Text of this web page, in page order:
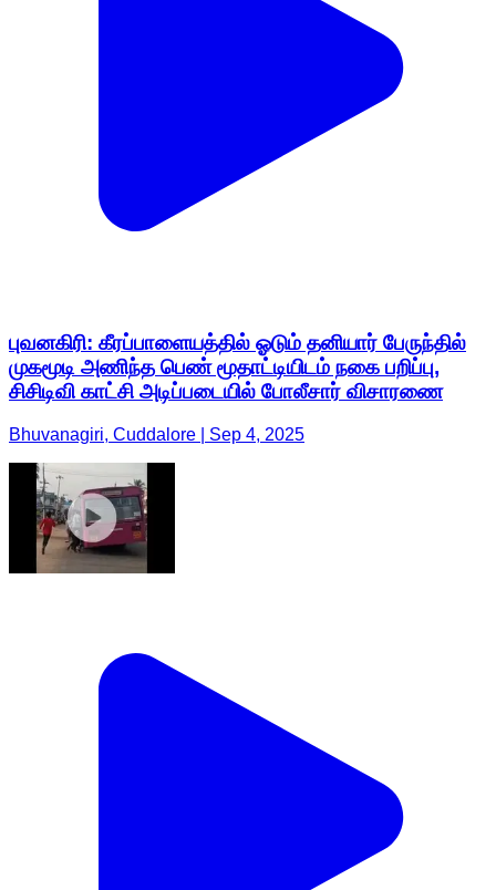
புவனகிரி: கீரப்பாளையத்தில் ஓடும் தனியார் பேருந்தில்
முகமூடி அணிந்த பெண் மூதாட்டியிடம் நகை பறிப்பு,
சிசிடிவி காட்சி அடிப்படையில் போலீசார் விசாரணை
Bhuvanagiri, Cuddalore | Sep 4, 2025